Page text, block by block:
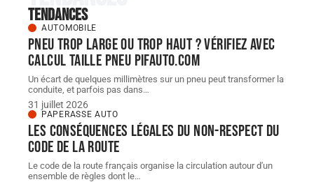
Tendances
AUTOMOBILE
Pneu trop large ou trop haut ? Vérifiez avec
Calcul taille Pneu pifauto.com
Un écart de quelques millimètres sur un pneu peut transformer la
conduite, et parfois pas dans…
31 juillet 2026
PAPERASSE AUTO
Les conséquences légales du non-respect du
code de la route
Le code de la route français organise la circulation autour d'un
ensemble de règles dont le…